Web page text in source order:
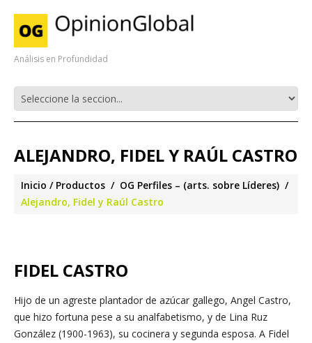
Análisis en Profundidad
ALEJANDRO, FIDEL Y RAÚL CASTRO
Inicio Productos
OG Perfiles – (arts. sobre Líderes)
Alejandro, Fidel y Raúl Castro
FIDEL CASTRO
Hijo de un agreste plantador de azúcar gallego, Angel Castro,
que hizo fortuna pese a su analfabetismo, y de Lina Ruz
González (1900-1963), su cocinera y segunda esposa. A Fidel